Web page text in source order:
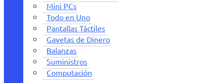
Mini PCs
Todo en Uno
Pantallas Táctiles
Gavetas de Dinero
Balanzas
Suministros
Computación